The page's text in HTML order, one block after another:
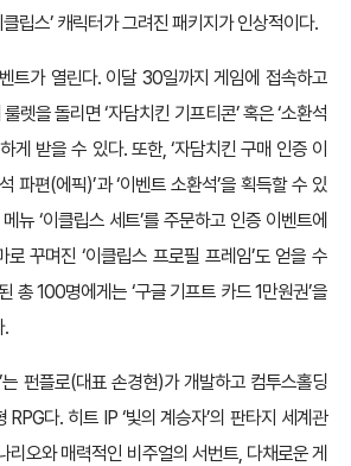
립스’ 캐릭터가 그려진 패키지가 인상적이다.
트가 열린다. 이달 30일까지 게임에 접속하고
렛을 돌리면 ‘자담치킨 기프티콘’ 혹은 ‘소환석
게 받을 수 있다. 또한, ‘자담치킨 구매 인증 이
파편(에픽)’과 ‘이벤트 소환석’을 획득할 수 있
뉴 ‘이클립스 세트’를 주문하고 인증 이벤트에
꾸며진 ‘이클립스 프로필 프레임’도 얻을 수
총 100명에게는 ‘구글 기프트 카드 1만원권’을
.
는 펀플로(대표 손경현)가 개발하고 컴투스홀딩
다. 히트 IP ‘빛의 계승자’의 판타지 세계관
리오와 매력적인 비주얼의 서번트, 다채로운 게